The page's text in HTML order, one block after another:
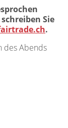
Sie
.
des Abends